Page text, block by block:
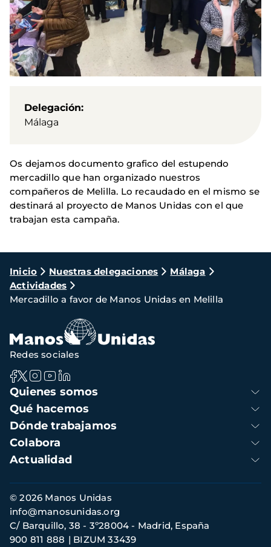
Delegación
Málaga
Os dejamos documento grafico del estupendo
mercadillo que han organizado nuestros
compañeros de Melilla. Lo recaudado en el mismo se
destinará al proyecto de Manos Unidas con el que
trabajan esta campaña.
Ruta
de
navegación
Inicio Nuestras delegaciones
Málaga
Actividades
Mercadillo a favor de Manos Unidas en Melilla
Navegación
principal
Quienes somos
Qué hacemos
Dónde trabajamos
Colabora
Actualidad
Redes sociales
Información
de
contacto
© 2026 Manos Unidas
C/ Barquillo, 38 - 3º28004 - Madrid, España
900 811 888
BIZUM 33439
info@manosunidas.org